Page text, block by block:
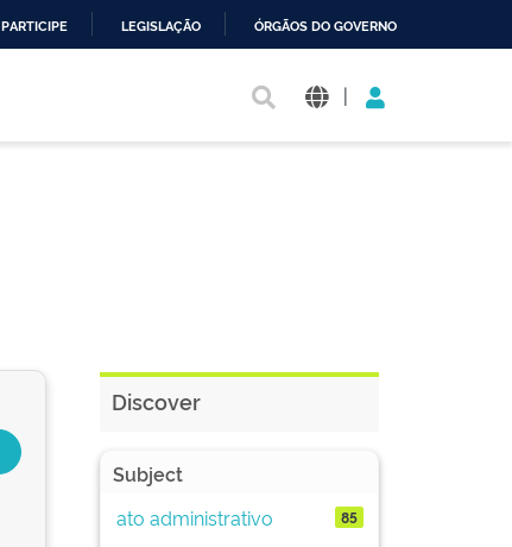
PARTICIPE LEGISLAÇÃO ÓRGÃOS DO GOVERNO
|
Discover
Subject
ato administrativo
85